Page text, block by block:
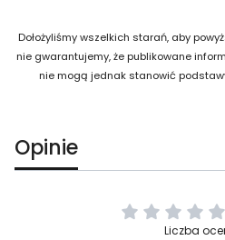
Dołożyliśmy wszelkich starań, aby
nie gwarantujemy, że publikowane
nie mogą jednak stanowić
Opinie
Liczba